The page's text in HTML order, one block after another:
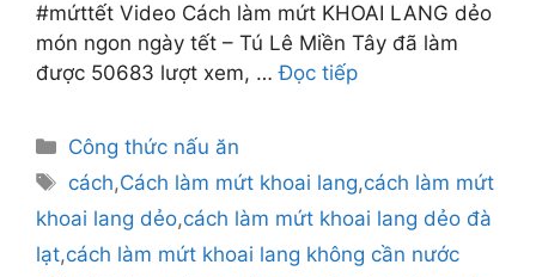
#mứttết Video Cách làm mứt KHOAI LANG dẻo
món ngon ngày tết – Tú Lê Miền Tây đã làm
được 50683 lượt xem, …Đọc tiếp
Danh
mục
Công thức nấu ăn
Thẻ
cách,Cách làm mứt khoai lang,cách làm mứt
khoai lang dẻo,cách làm mứt khoai lang dẻo đà
lạt,cách làm mứt khoai lang không cần nước